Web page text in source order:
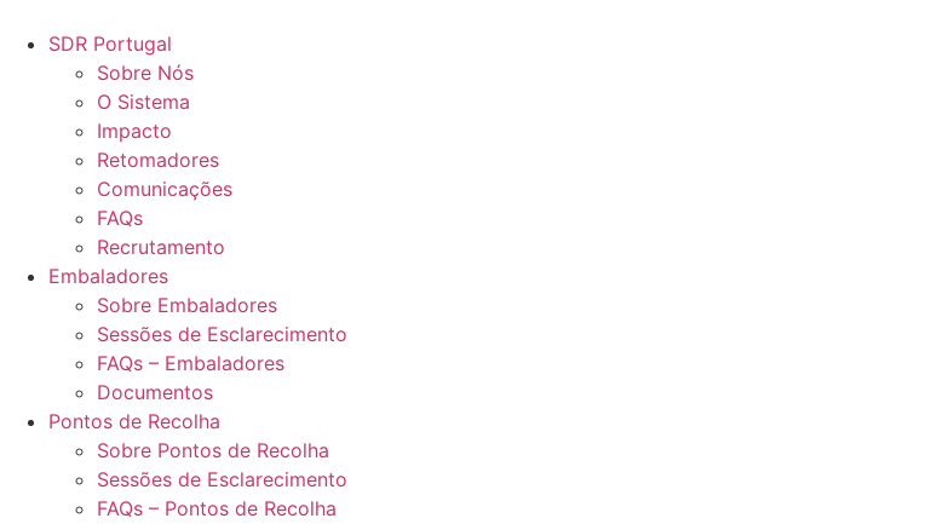
para
conteúdo
SDR Portugal
Sobre Nós
O Sistema
Impacto
Retomadores
Comunicações
FAQs
Recrutamento
Embaladores
Sobre Embaladores
Sessões de Esclarecimento
FAQs – Embaladores
Documentos
Pontos de Recolha
Sobre Pontos de Recolha
Sessões de Esclarecimento
FAQs – Pontos de Recolha